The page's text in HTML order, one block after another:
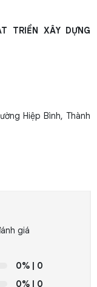
TRIỂN XÂY DỰNG
Hiệp Bình, Thành
giá
0% | 0
0% | 0